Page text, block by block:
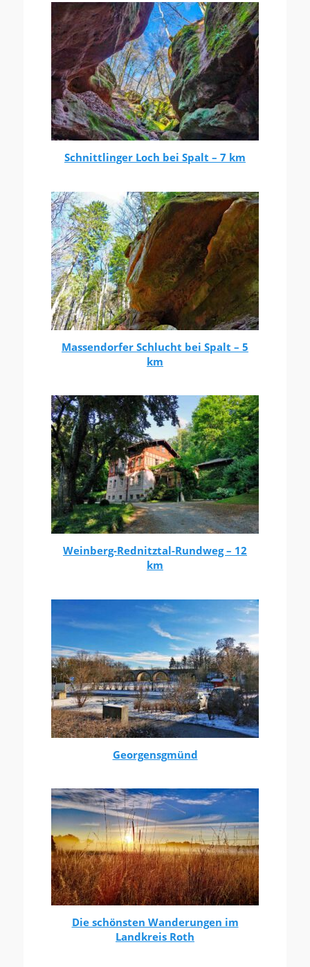
Schnittlinger Loch bei Spalt – 7 km
Massendorfer Schlucht bei Spalt – 5
km
Weinberg-Rednitztal-Rundweg – 12
km
Georgensgmünd
Die schönsten Wanderungen im
Landkreis Roth